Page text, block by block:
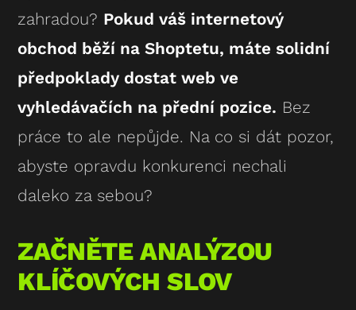
zahradou? Pokud váš internetový
obchod běží na Shoptetu, máte solidní
předpoklady dostat web ve
vyhledávačích na přední pozice. Bez
práce to ale nepůjde. Na co si dát pozor,
abyste opravdu konkurenci nechali
daleko za sebou?
ZAČNĚTE ANALÝZOU
KLÍČOVÝCH SLOV